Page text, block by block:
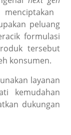
peluang
formulasi
tersebut
konsumen.
layanan
kemudahan
dukungan